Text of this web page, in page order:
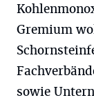
Gremium
sowie